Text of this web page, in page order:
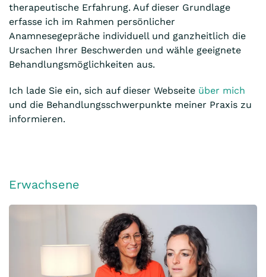
therapeutische Erfahrung. Auf dieser Grundlage
erfasse ich im Rahmen persönlicher
Anamnesegepräche individuell und ganzheitlich die
Ursachen Ihrer Beschwerden und wähle geeignete
Behandlungsmöglichkeiten aus.
Ich lade Sie ein, sich auf dieser Webseite über mich
und die Behandlungsschwerpunkte meiner Praxis zu
informieren.
Erwachsene